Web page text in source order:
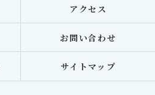
アクセス
お問い合わせ
サイトマップ